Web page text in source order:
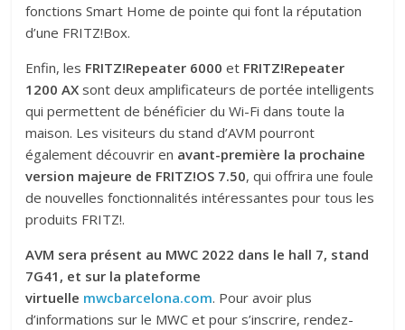
fonctions Smart Home de pointe qui font la réputation
d’une FRITZ!Box.
Enfin, les FRITZ!Repeater 6000et FRITZ!Repeater
1200 AXsont deux amplificateurs de portée intelligents
qui permettent de bénéficier du Wi-Fi dans toute la
maison. Les visiteurs du stand d’AVM pourront
également découvrir en avant-première la prochaine
version majeure de FRITZ!OS 7.50, qui offrira une foule
de nouvelles fonctionnalités intéressantes pour tous les
produits FRITZ!.
AVM sera présent au MWC 2022 dans le hall 7, stand
7G41, et sur la plateforme
virtuelle mwcbarcelona.com. Pour avoir plus
d’informations sur le MWC et pour s’inscrire, rendez-